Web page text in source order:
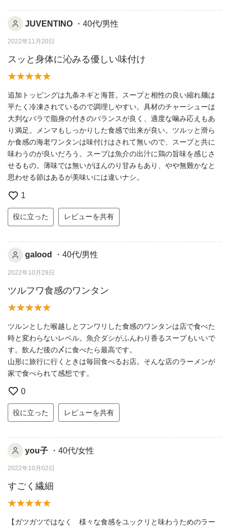
JUVENTINO ・40代/男性
2022年11月20日
スッと身体に沁みる優しい味付け
追加トッピングは九条ネギと海苔。スープと相性の良い縮れ麺は
平たく冷凍されているので調理しやすい。具材のチャーシューは
大判なバラで脂身の付きのバランスが良く、適度な噛み応えもあ
り満足。メンマもしっかりした食感で出来が良い。ツルッと滑ら
か食感の海老ワンタンは味付けはされて無いので、スープと共に
味わうのが良いだろう。スープは魚介の出汁に鶏の旨味を感じさ
せるもの。薄味では無いがほんのり甘みもあり、やや無難かなと
思わせる節はあるが美味いには違いナシ。
1
役に立った レビューを共有
galood ・40代/男性
2022年10月29日
ツルフワ食感のワンタン
ツルンとした喉越しとフンワリした食感のワンタンは店で食べた
時と変わらないレベル。魚介ダシがふんわり香るスープもいいで
す。飲んだ後の〆に食べたら最高です。
山形に旅行に行くときは毎回食べるお店。そんな店のラーメンが
家で食べられて感想です。
0
役に立った レビューを共有
you子 ・40代/女性
2022年10月02日
すごく繊細
【ガツガツではなく 様々な食感をユックリと味わうためのラー